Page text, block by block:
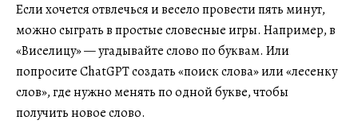
Если хочется отвлечься и весело провести пять минут,
можно сыграть в простые словесные игры. Например, в
«Виселицу» — угадывайте слово по буквам. Или
попросите ChatGPT создать «поиск слова» или «лесенку
слов», где нужно менять по одной букве, чтобы
получить новое слово.